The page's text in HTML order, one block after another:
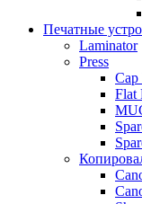
Печатные
Laminator
Press
Cap
Flat